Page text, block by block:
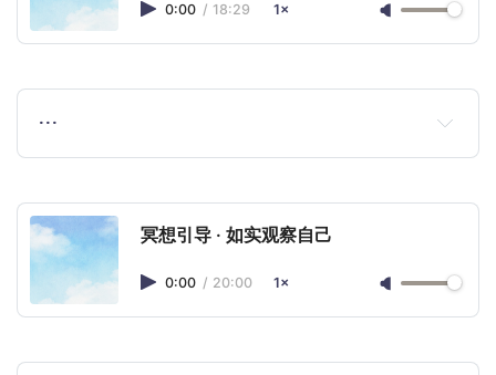
0:00 / 18:29 1×
…
冥想引导 · 如实观察自己
0:00 / 20:00 1×